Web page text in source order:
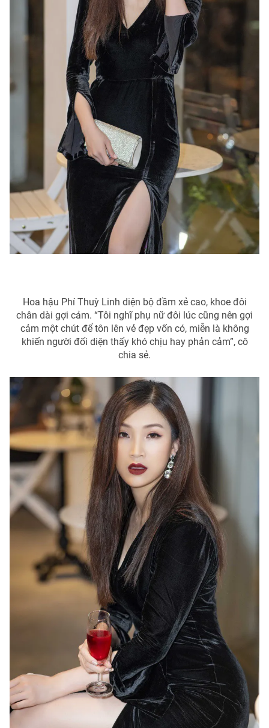
Hoa hậu Phí Thuỳ Linh diện bộ đầm xẻ cao, khoe đôi
chân dài gợi cảm. “Tôi nghĩ phụ nữ đôi lúc cũng nên gợi
cảm một chút để tôn lên vẻ đẹp vốn có, miễn là không
khiến người đối diện thấy khó chịu hay phản cảm”, cô
chia sẻ.